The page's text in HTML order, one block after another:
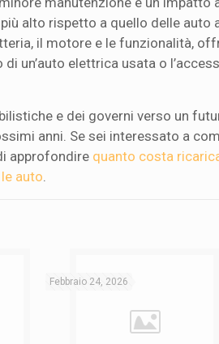
alto rispetto a quello delle auto
il motore e le funzionalità,
un’auto elettrica usata o
e dei governi verso un
anni. Se sei interessato a
approfondire quanto costa
auto.
Febbraio 24, 2026